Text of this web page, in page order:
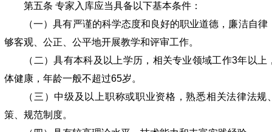
第五条 专家入库应当具备以下基本条件：
（一）具有严谨的科学态度和良好的职业道德，廉洁自律
够客观、公正、公平地开展教学和评审工作。
（二）具有本科及以上学历，相关专业领域工作3年以上
体健康，年龄一般不超过65岁。
（三）中级及以上职称或职业资格，熟悉相关法律法规
策、规范制度。